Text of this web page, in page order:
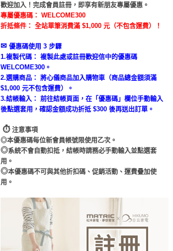
MG-RC0402 內鍋
售價 $350
MG-RC0402 內鍋
歡迎加入！完成會員註冊，即享有新朋友專屬優惠。
專屬優惠碼： WELCOME300
折抵條件： 全站單筆消費滿 $1,000 元（不包含運費）！
✉︎ 優惠碼使用 3 步驟
1.複製代碼： 複製此處或註冊歡迎信中的優惠碼
WELCOME300。
2.選購商品： 將心儀商品加入購物車（商品總金額須滿
$1,000 元不包含運費）。
3.結帳輸入： 前往結帳頁面，在「 優惠碼 」欄位手動輸入
後點選套用，確認金額成功折抵 $300 後再送出訂單。
⏱︎ 注意事項
◎本優惠碼每位新會員帳號限使用乙次。
◎系統不會自動扣抵，結帳時請務必手動輸入並點選套
用。
◎本優惠碼不可與其他折扣碼、促銷活動、運費疊加使
用。